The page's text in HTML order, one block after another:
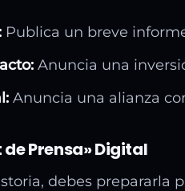
Publica un breve
Anuncia una
Anuncia una alianza
de Prensa» Digital
debes prepararla